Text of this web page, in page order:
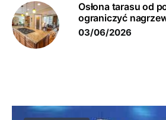
Osłona tarasu od
ograniczyć
03/06/2026